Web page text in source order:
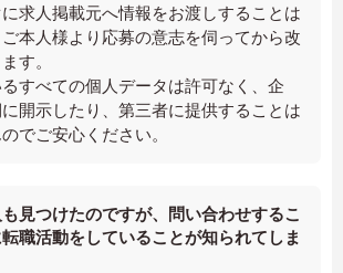
求人掲載元へ情報をお渡しすることは
本人様より応募の意志を伺ってから改
す。
すべての個人データは許可なく、企
開示したり、第三者に提供することは
でご安心ください。
見つけたのですが、問い合わせするこ
職活動をしていることが知られてしま